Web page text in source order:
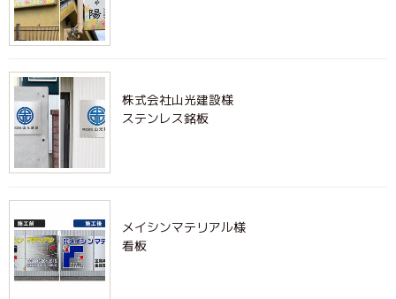
お問合せはお気軽に
TEL: 046-250-1005
株式会社山光建設様
ステンレス銘板
メイシンマテリアル様
看板